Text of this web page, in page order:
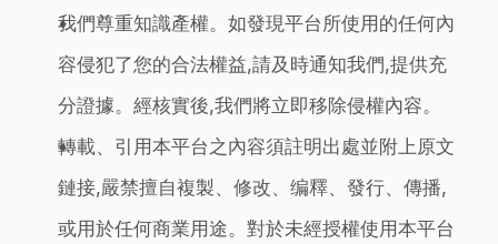
我們尊重知識產權。如發現平台所使用的任何內
容侵犯了您的合法權益,請及時通知我們,提供充
分證據。經核實後,我們將立即移除侵權內容。
轉載、引用本平台之內容須註明出處並附上原文
鏈接,嚴禁擅自複製、修改、编釋、發行、傳播,
或用於任何商業用途。對於未經授權使用本平台